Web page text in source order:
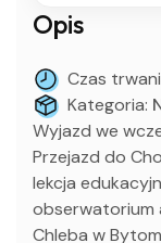
Opis
Czas
Kategoria:
Wyjazd we
Przejazd do Chorzowa i
lekcja
obserwatorium
Chleba w